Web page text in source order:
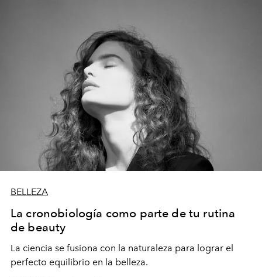
BELLEZA
La cronobiología como parte de tu rutina
de beauty
La ciencia se fusiona con la naturaleza para lograr el
perfecto equilibrio en la belleza.